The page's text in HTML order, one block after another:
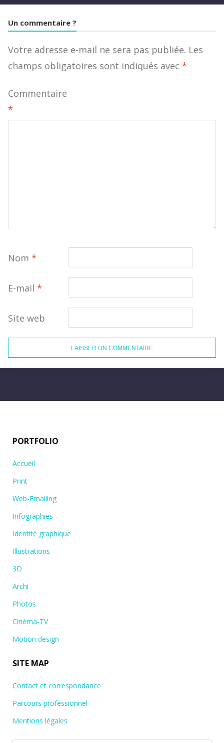
Un commentaire ?
Votre adresse e-mail ne sera pas publiée. Les
champs obligatoires sont indiqués avec *
Commentaire
*
Nom *
E-mail *
Site web
PORTFOLIO
Accueil
Print
Web-Emailing
Infographies
Identité graphique
Illustrations
3D
Archi
Photos
Cinéma-TV
Motion design
SITE MAP
Contact et correspondance
Parcours professionnel
Mentions légales